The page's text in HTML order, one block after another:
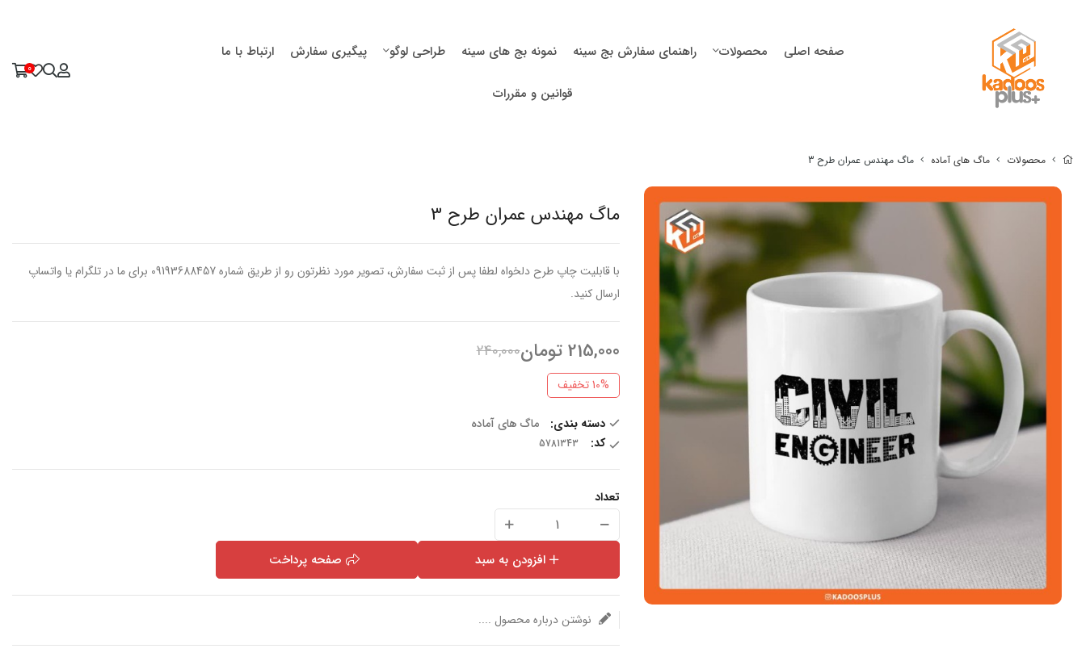
صفحه اصلی محصولات راهنمای سفارش بج سینه نمونه بج های سینه طراحی لوگو پیگیری سفارش ارتباط با ما
قوانین و مقررات
0
محصولات ماگ های آماده ماگ مهندس عمران طرح 3
ماگ مهندس عمران طرح 3
با قابلیت چاپ طرح دلخواه لطفا پس از ثبت سفارش، تصویر مورد نظرتون رو از طریق شماره 09193688457 برای ما در تلگرام یا واتساپ
ارسال کنید.
215,000 تومان240,000
10% تخفیف
دسته بندی:
ماگ های آماده
کد:
تعداد
افزودن به سبد صفحه پرداخت
نوشتن درباره محصول ....